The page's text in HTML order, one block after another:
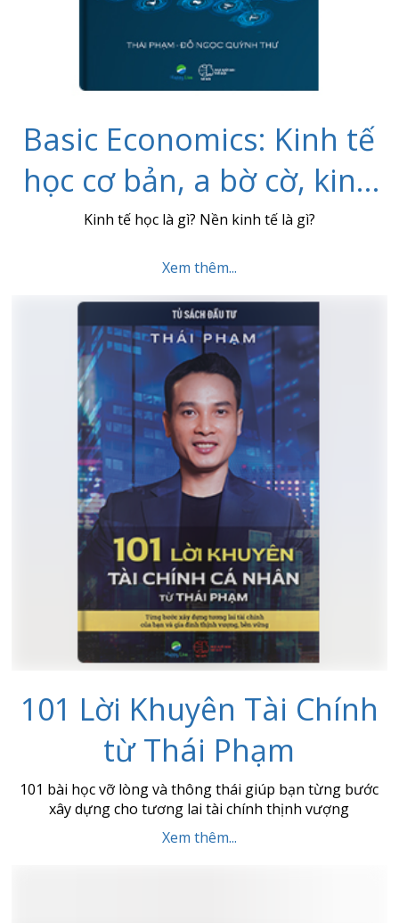
Basic Economics: Kinh tế
học cơ bản, a bờ cờ, kinh
tế học nhập môn cho nhà
đầu tư
Kinh tế học là gì? Nền kinh tế là gì?
Xem thêm...
101 Lời Khuyên Tài Chính
từ Thái Phạm
101 bài học vỡ lòng và thông thái giúp bạn từng bước
xây dựng cho tương lai tài chính thịnh vượng
Xem thêm...